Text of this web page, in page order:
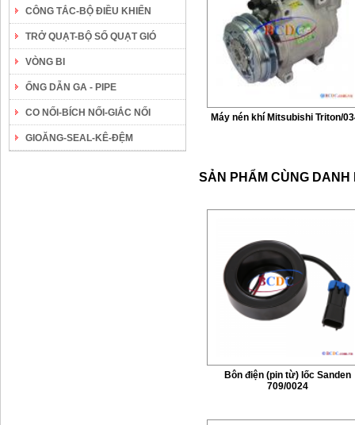
CÔNG TẮC-BỘ ĐIỀU KHIỂN
TRỞ QUẠT-BỘ SỐ QUẠT GIÓ
VÒNG BI
ỐNG DẪN GA - PIPE
CO NỐI-BÍCH NỐI-GIẮC NỐI
GIOĂNG-SEAL-KÊ-ĐỆM
Máy nén khí Mitsubishi Triton/
SẢN PHẨM CÙNG
Bôn điện (pin từ) lốc Sanden
709/0024